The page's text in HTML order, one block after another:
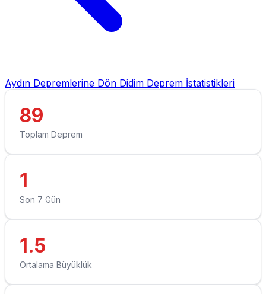
Aydın Depremlerine Dön Didim Deprem İstatistikleri
89
Toplam Deprem
1
Son 7 Gün
1.5
Ortalama Büyüklük